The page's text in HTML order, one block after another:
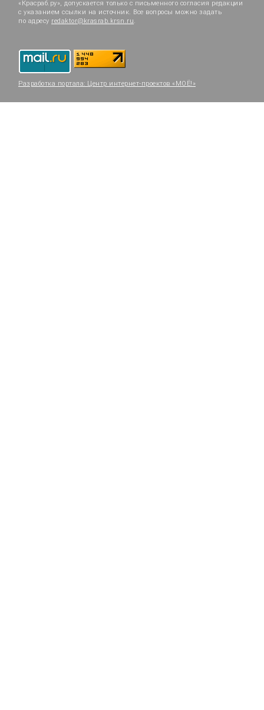
«Красраб.ру», допускается только с письменного согласия редакции
с указанием ссылки на источник. Все вопросы можно задать
по адресу redaktor@krasrab.krsn.ru.
Разработка портала: Центр интернет-проектов «МОЁ!»